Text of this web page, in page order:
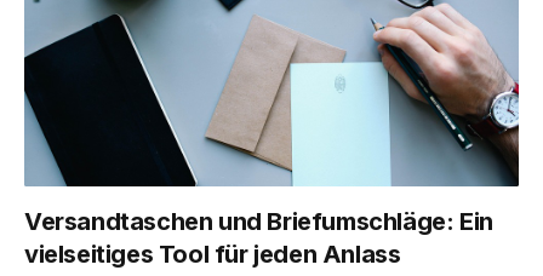
Versandtaschen und Briefumschläge: Ein
vielseitiges Tool für jeden Anlass